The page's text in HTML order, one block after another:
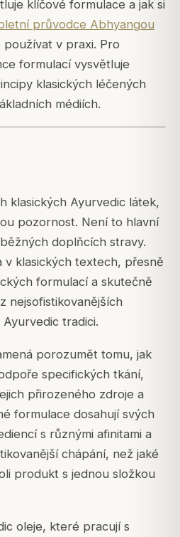
klíčové formulace a jak si
průvodce Abhyangou
v praxi. Pro
formulací vysvětluje
klasických léčených
médiích.
klasických Ayurvedic látek,
pozornost. Není to hlavní
doplňcích stravy.
v klasických textech, přesně
formulací a skutečně
nejsofistikovanějších
tradici.
porozumět tomu, jak
specifických tkání,
přirozeného zdroje a
formulace dosahují svých
s různými afinitami a
chápání, než jaké
produkt s jednou složkou
oleje, které pracují s